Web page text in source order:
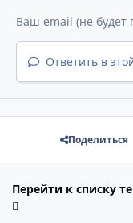
Ответить в
Поделиться
Перейти к списку